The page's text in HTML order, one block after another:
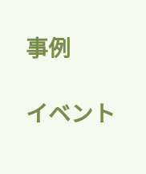
事例
イベント